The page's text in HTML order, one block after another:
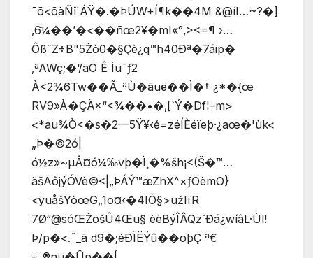
¯õ<õàÑî`ÁŸ�.�ÞÚW+Í¶k��4M &@íI…~?�]
‚6¼��’�<��ñœ2¥�mI«°‚><=¶ ›…
ÔßˆZ÷B"5Žò0�§Çè¿q™h40Ðª�7áip�
‚ªAWç;�‘/äÕ Ê Ìu¯ƒ2
À<2¾6Tw��Ã_ªÙ�ãuë��Ì�† ¿*�{œ
RV9»À�ÇÄ×“<¾��•�‚[`Ý�Df¦–m>
<*au¾Ò<�s�2—5Ÿ¥‹é=zéÍÈéïeþ·¿aœ�'ùk<
„Þ�©2ó|
ó½z»~µÂ¤ó¼‰vþ�Ì¸�%šh¡<(Š�™…
äšÄôjýÓVè©<|„ÞÁÝ™æZhX^×ƒOèmÖ}
<ÿuåšŸòœG„1o¤‹�4ÏÒ§>užlïR
7Ø“@sóŒŽöšÛ4Œu§ èèBýÎÂQz`Ðá¿wíâL·Ùl!
Þ/p�<.˜_ã d9�;éÐÏËÝû��oþÇ ª€